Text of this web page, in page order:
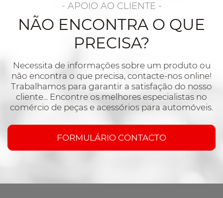
- APOIO AO CLIENTE -
NÃO ENCONTRA O QUE
PRECISA?
Necessita de informações sobre um produto ou
não encontra o que precisa, contacte-nos online!
Trabalhamos para garantir a satisfação do nosso
cliente... Encontre os melhores especialistas no
comércio de peças e acessórios para automóveis.
FORMULÁRIO CONTACTO